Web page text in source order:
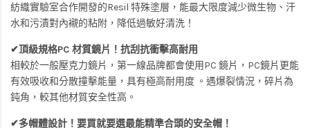
紡織實驗室合作開發的Resil 特殊塗層，能最大限度減少微生物、汗
水和污漬對內襯的粘附，降低過敏好清洗！
✔頂級規格PC 材質鏡片！抗刮抗衝擊高耐用
相較於一般壓克力鏡片，第一線品牌都會使用PC 鏡片，PC鏡片更能
有效吸收和分散撞擊能量，具有極高耐用度 。遇爆裂情況，碎片為
鈍角，較其他材質安全性高。
✔多帽體設計！要買就要選最能精準合頭的安全帽！